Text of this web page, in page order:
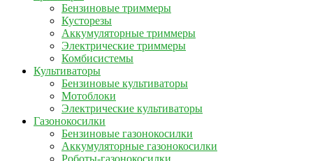
Бензиновые триммеры
Кусторезы
Аккумуляторные триммеры
Электрические триммеры
Комбисистемы
Культиваторы
Бензиновые культиваторы
Мотоблоки
Электрические культиваторы
Газонокосилки
Бензиновые газонокосилки
Аккумуляторные газонокосилки